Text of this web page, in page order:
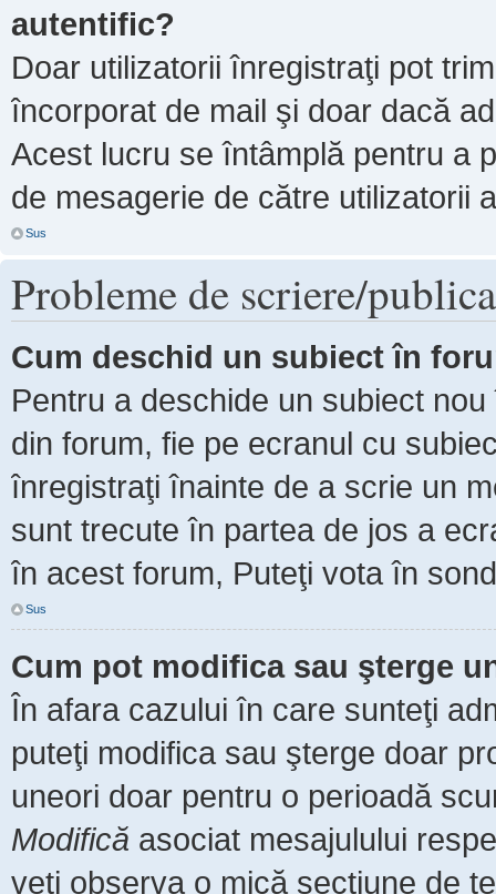
autentific?
Doar utilizatorii înregistraţi pot
încorporat de mail şi doar dacă
Acest lucru se întâmplă pentru a
de mesagerie de către utilizatorii
Sus
Probleme de scriere/
Cum deschid un subiect în
Pentru a deschide un subiect
din forum, fie pe ecranul cu
înregistraţi înainte de a scrie un
sunt trecute în partea de jos a
în acest forum, Puteţi vota în
Sus
Cum pot modifica sau şterge
În afara cazului în care sunteţi
puteţi modifica sau şterge doar
uneori doar pentru o perioadă
Modifică asociat mesajulului
veţi observa o mică secţiune de